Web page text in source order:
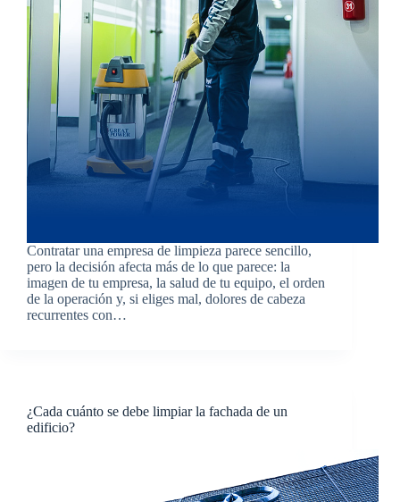
Contratar una empresa de limpieza parece sencillo,
pero la decisión afecta más de lo que parece: la
imagen de tu empresa, la salud de tu equipo, el orden
de la operación y, si eliges mal, dolores de cabeza
recurrentes con…
¿Cada cuánto se debe limpiar la fachada de un
edificio?